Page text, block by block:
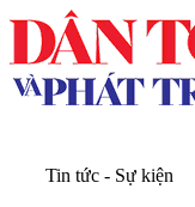
Tin tức - Sự kiện